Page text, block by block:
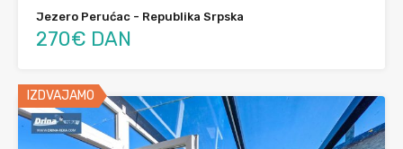
Jezero Perućac - Republika Srpska
270€ DAN
IZDVAJAMO